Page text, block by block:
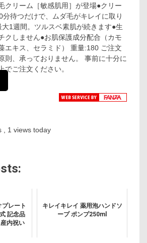
クリーム［敏感肌用］が登場●クリー
分待つだけで、ムダ毛がキレイに取り
1週間。ツルスベ素肌が続きます●生
クしません●お肌保護成分配合（カモ
エキス、セラミド） 重量:180 ご注文
則、承っておりません。 事前に十分に
でご注文ください。
, 1 views today
レート
記念品
内祝い
キレイキレイ 薬用泡ハンドソ
ープ ポンプ250ml